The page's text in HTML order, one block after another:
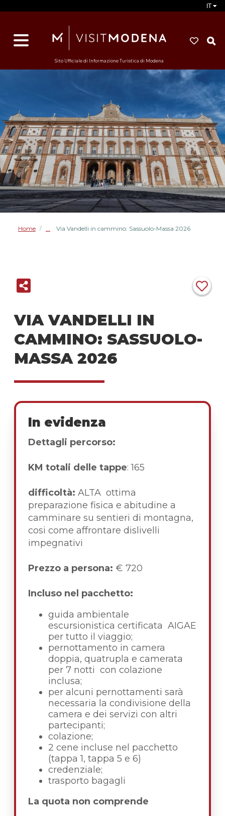
IT
Sito Ufficiale di Informazione Turistica di Modena
Home / Via Vandelli in cammino: Sassuolo-Massa 2026
VIA VANDELLI IN
CAMMINO: SASSUOLO-
MASSA 2026
In evidenza
Dettagli percorso:
KM totali delle tappe: 165
difficoltà: ALTA ottima
preparazione fisica e abitudine a
camminare su sentieri di montagna,
cosi come affrontare dislivelli
impegnativi
Prezzo a persona: € 720
Incluso nel pacchetto:
guida ambientale
escursionistica certificata AIGAE
per tutto il viaggio;
pernottamento in camera
doppia, quatrupla e camerata
per 7 notti con colazione
inclusa;
per alcuni pernottamenti sarà
necessaria la condivisione della
camera e dei servizi con altri
partecipanti;
colazione;
2 cene incluse nel pacchetto
(tappa 1, tappa 5 e 6)
credenziale;
trasporto bagagli
La quota non comprende